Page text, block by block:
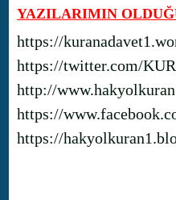
YAZILARIMIN
https://
https://twitter.com/
http://
https://
https://